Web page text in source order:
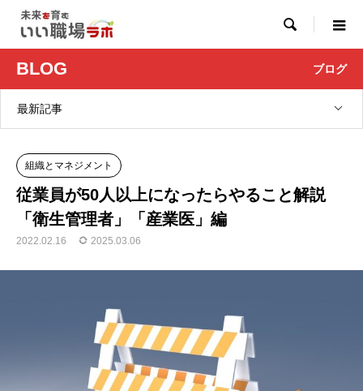

BLOG ブログ
最新記事
組織とマネジメント
従業員が50人以上になったらやること解説
「衛生管理者」「産業医」編
2022.02.16 2025.03.06